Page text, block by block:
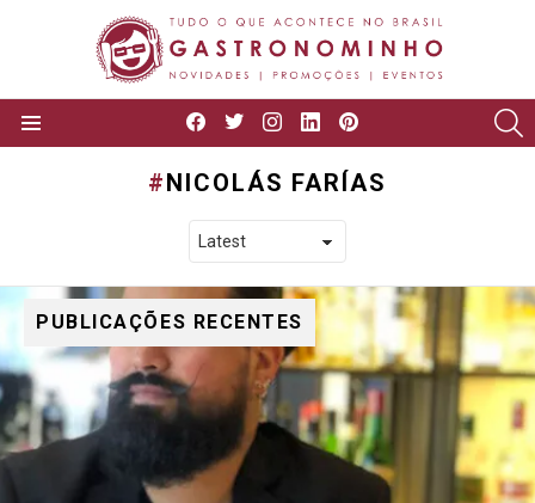
facebooktwitterinstagram
linkedin
NICOLÁS FARÍAS
PUBLICAÇÕES RECENTES